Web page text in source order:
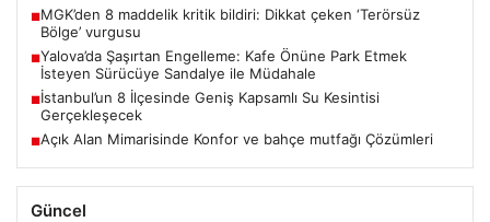
■MGK’den 8 maddelik kritik bildiri: Dikkat çeken ‘Terörsüz
Bölge’ vurgusu
■Yalova’da Şaşırtan Engelleme: Kafe Önüne Park Etmek
İsteyen Sürücüye Sandalye ile Müdahale
■İstanbul’un 8 İlçesinde Geniş Kapsamlı Su Kesintisi
Gerçekleşecek
■Açık Alan Mimarisinde Konfor ve bahçe mutfağı Çözümleri
Güncel